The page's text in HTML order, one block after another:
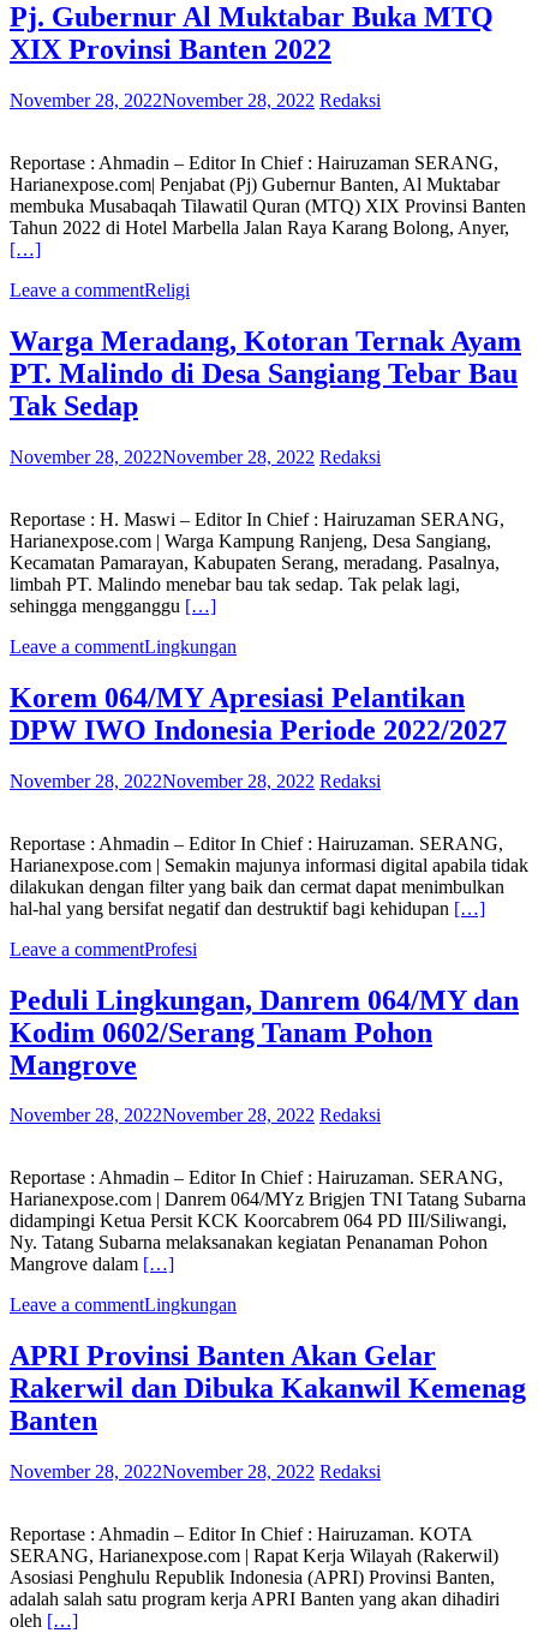
Pj. Gubernur Al Muktabar Buka MTQ
XIX Provinsi Banten 2022
November 28, 2022November 28, 2022 Redaksi
Reportase : Ahmadin – Editor In Chief : Hairuzaman SERANG,
Harianexpose.com| Penjabat (Pj) Gubernur Banten, Al Muktabar
membuka Musabaqah Tilawatil Quran (MTQ) XIX Provinsi Banten
Tahun 2022 di Hotel Marbella Jalan Raya Karang Bolong, Anyer,
[…]
Leave a commentReligi
Warga Meradang, Kotoran Ternak Ayam
PT. Malindo di Desa Sangiang Tebar Bau
Tak Sedap
November 28, 2022November 28, 2022 Redaksi
Reportase : H. Maswi – Editor In Chief : Hairuzaman SERANG,
Harianexpose.com | Warga Kampung Ranjeng, Desa Sangiang,
Kecamatan Pamarayan, Kabupaten Serang, meradang. Pasalnya,
limbah PT. Malindo menebar bau tak sedap. Tak pelak lagi,
sehingga mengganggu […]
Leave a commentLingkungan
Korem 064/MY Apresiasi Pelantikan
DPW IWO Indonesia Periode 2022/2027
November 28, 2022November 28, 2022 Redaksi
Reportase : Ahmadin – Editor In Chief : Hairuzaman. SERANG,
Harianexpose.com | Semakin majunya informasi digital apabila tidak
dilakukan dengan filter yang baik dan cermat dapat menimbulkan
hal-hal yang bersifat negatif dan destruktif bagi kehidupan […]
Leave a commentProfesi
Peduli Lingkungan, Danrem 064/MY dan
Kodim 0602/Serang Tanam Pohon
Mangrove
November 28, 2022November 28, 2022 Redaksi
Reportase : Ahmadin – Editor In Chief : Hairuzaman. SERANG,
Harianexpose.com | Danrem 064/MYz Brigjen TNI Tatang Subarna
didampingi Ketua Persit KCK Koorcabrem 064 PD III/Siliwangi,
Ny. Tatang Subarna melaksanakan kegiatan Penanaman Pohon
Mangrove dalam […]
Leave a commentLingkungan
APRI Provinsi Banten Akan Gelar
Rakerwil dan Dibuka Kakanwil Kemenag
Banten
November 28, 2022November 28, 2022 Redaksi
Reportase : Ahmadin – Editor In Chief : Hairuzaman. KOTA
SERANG, Harianexpose.com | Rapat Kerja Wilayah (Rakerwil)
Asosiasi Penghulu Republik Indonesia (APRI) Provinsi Banten,
adalah salah satu program kerja APRI Banten yang akan dihadiri
oleh […]